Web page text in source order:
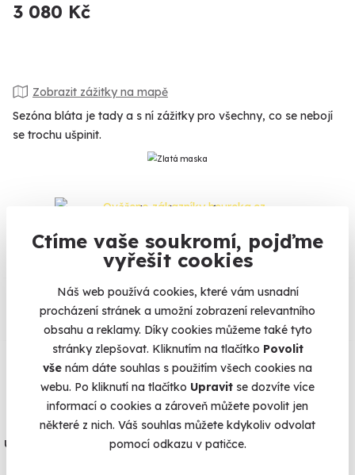
Ctíme vaše soukromí, pojďme
vyřešit cookies
Náš web používá cookies, které vám usnadní
procházení stránek a umožní zobrazení relevantního
obsahu a reklamy. Díky cookies můžeme také tyto
stránky zlepšovat. Kliknutím na tlačítko Povolit
vše nám dáte souhlas s použitím všech cookies na
webu. Po kliknutí na tlačítko Upravit se dozvíte více
informací o cookies a zároveň můžete povolit jen
některé z nich. Váš souhlas můžete kdykoliv odvolat
pomocí odkazu v patičce.
3 080 Kč
Zobrazit zážitky na mapě
Sezóna bláta je tady a s ní zážitky pro všechny, co se nebojí
se trochu ušpinit.
Naheureka.czmáme
96% spokojenost zákazníků.
Co si o nás myslí
Zobraz ohlasy
Vše umíme pojistit
Jeden nikdy neví. Máme nejvyšší
úrazové pojištění z nabídky zážitkových